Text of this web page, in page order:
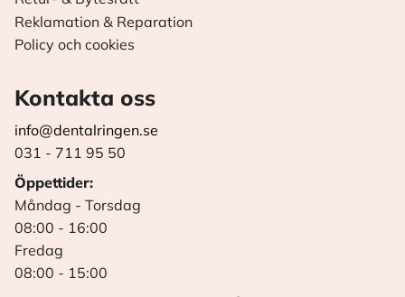
Reklamation & Reparation
Policy och cookies
Kontakta oss
info@dentalringen.se
031 - 711 95 50
Öppettider:
Måndag - Torsdag
08:00 - 16:00
Fredag
08:00 - 15:00